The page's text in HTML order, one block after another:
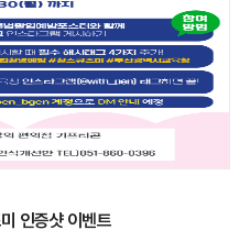
한 날도 아니다. 그러나 영국 등 약
.'세계 남성의 날' 주최 측에 따르면
하는 긍정적인 가치"에 초점을 맞추고
성들의 웰빙에 대한 대중의 인식을
성의 날은 어떻게 기념할까?세계
라들도 있다. 대표적으로 러시아에선
한다.중국에선 국무원의 권고 사항에
기원은 정확하지 않지만, 2차
된다.미국에선 아예 3월이 '여성
롯해 케냐 6개 도시에서 열렸다. 주최
람에 의해 살해되는 어두운 현실에 대한
했다고 밝혔다. 비정부기구
르면 2016년 이후 500명의 여성이
, 이는 최근 5년 동안 가장 높은
자를 당국이 기소하지 않거나
가 커져 왔다. 그러한 가운데 올해
여성이 살해된 사건이 보고된 지 2주
성이 이 아파트에서 만나기로 한
인증샷 이벤트